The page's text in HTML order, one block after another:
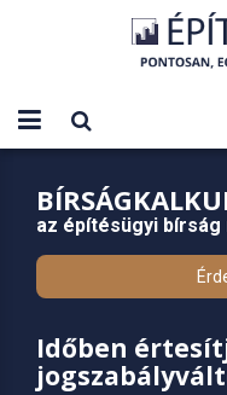
az építésügyi
Időben